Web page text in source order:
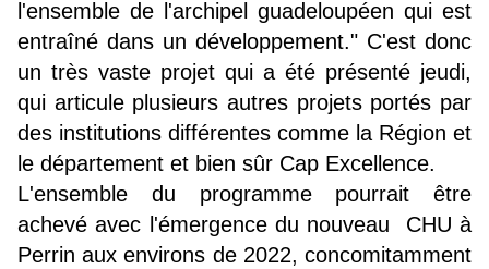
l'ensemble de l'archipel guadeloupéen qui est
entraîné dans un développement." C'est donc
un très vaste projet qui a été présenté jeudi,
qui articule plusieurs autres projets portés par
des institutions différentes comme la Région et
le département et bien sûr Cap Excellence.
L'ensemble du programme pourrait être
achevé avec l'émergence du nouveau CHU à
Perrin aux environs de 2022, concomitamment